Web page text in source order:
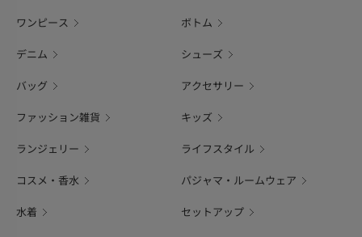
ワンピース ボトム
デニム シューズ
バッグ アクセサリー
ファッション雑貨 キッズ
ランジェリー ライフスタイル
コスメ・香水 パジャマ・ルームウェア
水着 セットアップ